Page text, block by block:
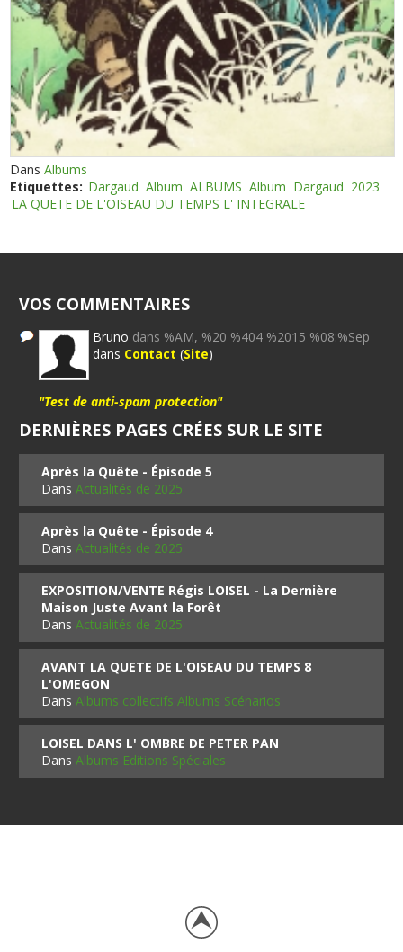
DansAlbums
Etiquettes: Dargaud Album ALBUMS Album Dargaud 2023
LA QUETE DE L'OISEAU DU TEMPS L' INTEGRALE
VOS COMMENTAIRES
Bruno dans %AM, %20 %404 %2015 %08:%Sep
dans Contact (Site)
"Test de anti-spam protection"
DERNIÈRES PAGES CRÉES SUR LE SITE
Après la Quête - Épisode 5
DansActualités de 2025
Après la Quête - Épisode 4
DansActualités de 2025
EXPOSITION/VENTE Régis LOISEL - La Dernière
Maison Juste Avant la Forêt
DansActualités de 2025
AVANT LA QUETE DE L'OISEAU DU TEMPS 8
L'OMEGON
DansAlbums collectifs Albums Scénarios
LOISEL DANS L' OMBRE DE PETER PAN
DansAlbums Editions Spéciales